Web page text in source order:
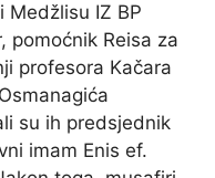
Medžlisu IZ BP
pomoćnik Reisa za
profesora Kačara
su ih predsjednik
imam Enis ef.